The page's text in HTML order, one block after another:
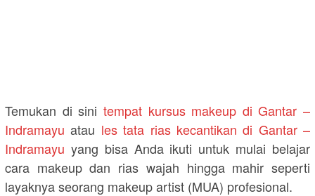
Temukan di sini tempat kursus makeup di Gantar –
Indramayu atau les tata rias kecantikan di Gantar –
Indramayu yang bisa Anda ikuti untuk mulai belajar
cara makeup dan rias wajah hingga mahir seperti
layaknya seorang makeup artist (MUA) profesional.